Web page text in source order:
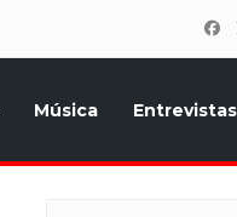
Música Entrevistas